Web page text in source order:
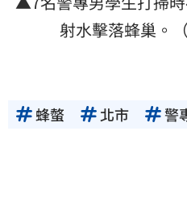
射水擊落蜂巢。
蜂螫 北市 警